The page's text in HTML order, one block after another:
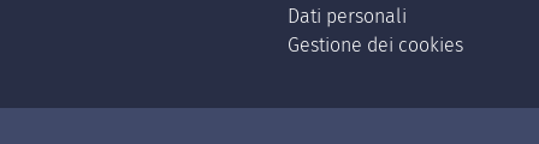
Dati personali
Gestione dei cookies